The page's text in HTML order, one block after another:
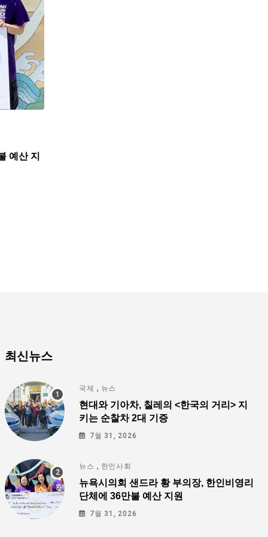
예산 지
최신뉴스
국제 , 뉴스
현대와 기아차, 칠레의 <한국의 거리> 지
키는 순찰차 2대 기증
7월 31, 2026
뉴스 , 한인사회
뉴욕시의회 샌드라 황 부의장, 한인비영리
단체에 36만불 예산 지원
7월 31, 2026